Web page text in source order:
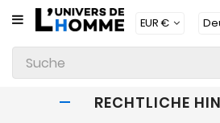
KATEGORIE
Unterwäsche
RECHTLICHE